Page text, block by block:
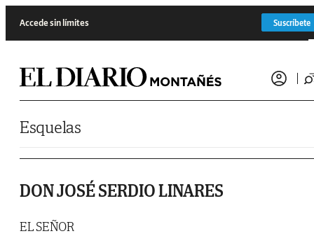
Accede sin límites Suscríbete
Esquelas
DON JOSÉ SERDIO LINARES
EL SEÑOR